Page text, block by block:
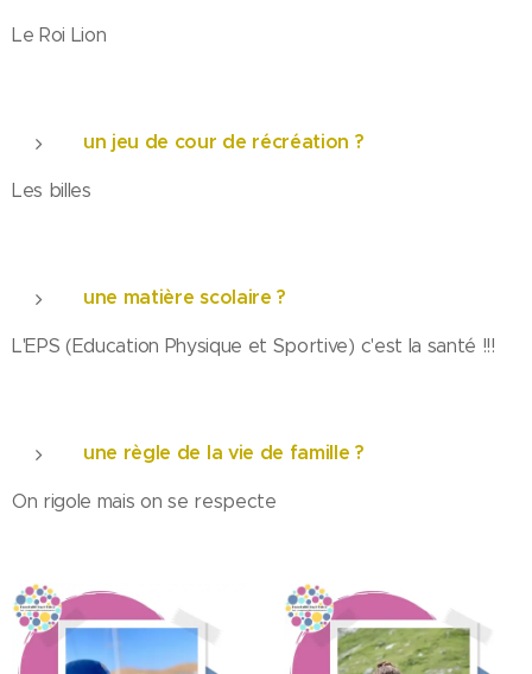
Le Roi Lion
un jeu de cour de récréation ?
Les billes
une matière scolaire ?
L'EPS (Education Physique et Sportive) c'est la santé !!!
une règle de la vie de famille ?
On rigole mais on se respecte